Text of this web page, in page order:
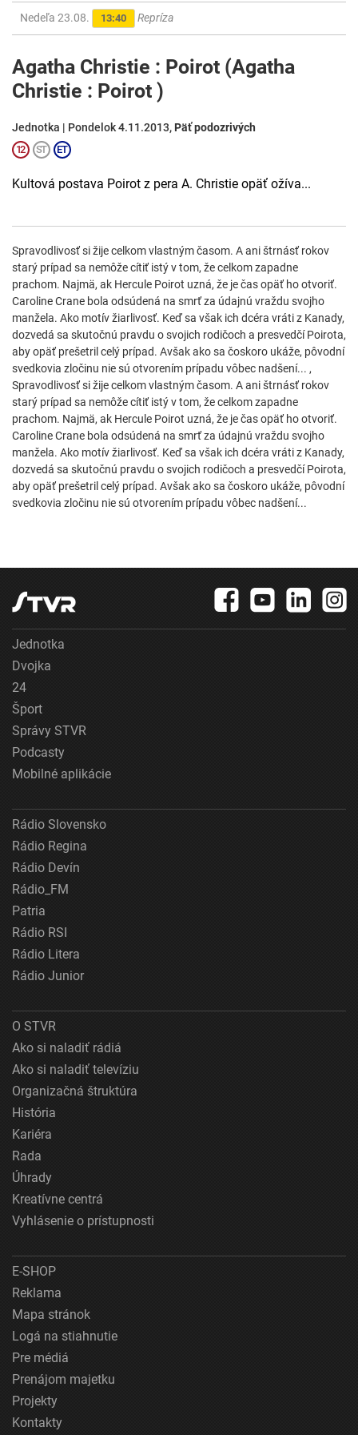
Nedeľa 23.08. 13:40 Repríza
Agatha Christie : Poirot (Agatha
Christie : Poirot )
Jednotka | Pondelok 4.11.2013, Päť podozrivých
Kultová postava Poirot z pera A. Christie opäť ožíva...
Spravodlivosť si žije celkom vlastným časom. A ani štrnásť rokov
starý prípad sa nemôže cítiť istý v tom, že celkom zapadne
prachom. Najmä, ak Hercule Poirot uzná, že je čas opäť ho otvoriť.
Caroline Crane bola odsúdená na smrť za údajnú vraždu svojho
manžela. Ako motív žiarlivosť. Keď sa však ich dcéra vráti z Kanady,
dozvedá sa skutočnú pravdu o svojich rodičoch a presvedčí Poirota,
aby opäť prešetril celý prípad. Avšak ako sa čoskoro ukáže, pôvodní
svedkovia zločinu nie sú otvorením prípadu vôbec nadšení... ,
Spravodlivosť si žije celkom vlastným časom. A ani štrnásť rokov
starý prípad sa nemôže cítiť istý v tom, že celkom zapadne
prachom. Najmä, ak Hercule Poirot uzná, že je čas opäť ho otvoriť.
Caroline Crane bola odsúdená na smrť za údajnú vraždu svojho
manžela. Ako motív žiarlivosť. Keď sa však ich dcéra vráti z Kanady,
dozvedá sa skutočnú pravdu o svojich rodičoch a presvedčí Poirota,
aby opäť prešetril celý prípad. Avšak ako sa čoskoro ukáže, pôvodní
svedkovia zločinu nie sú otvorením prípadu vôbec nadšení...
Jednotka
Dvojka
24
Šport
Správy STVR
Podcasty
Mobilné aplikácie
Rádio Slovensko
Rádio Regina
Rádio Devín
Rádio_FM
Patria
Rádio RSI
Rádio Litera
Rádio Junior
O STVR
Ako si naladiť rádiá
Ako si naladiť televíziu
Organizačná štruktúra
História
Kariéra
Rada
Úhrady
Kreatívne centrá
Vyhlásenie o prístupnosti
E-SHOP
Reklama
Mapa stránok
Logá na stiahnutie
Pre médiá
Prenájom majetku
Projekty
Kontakty